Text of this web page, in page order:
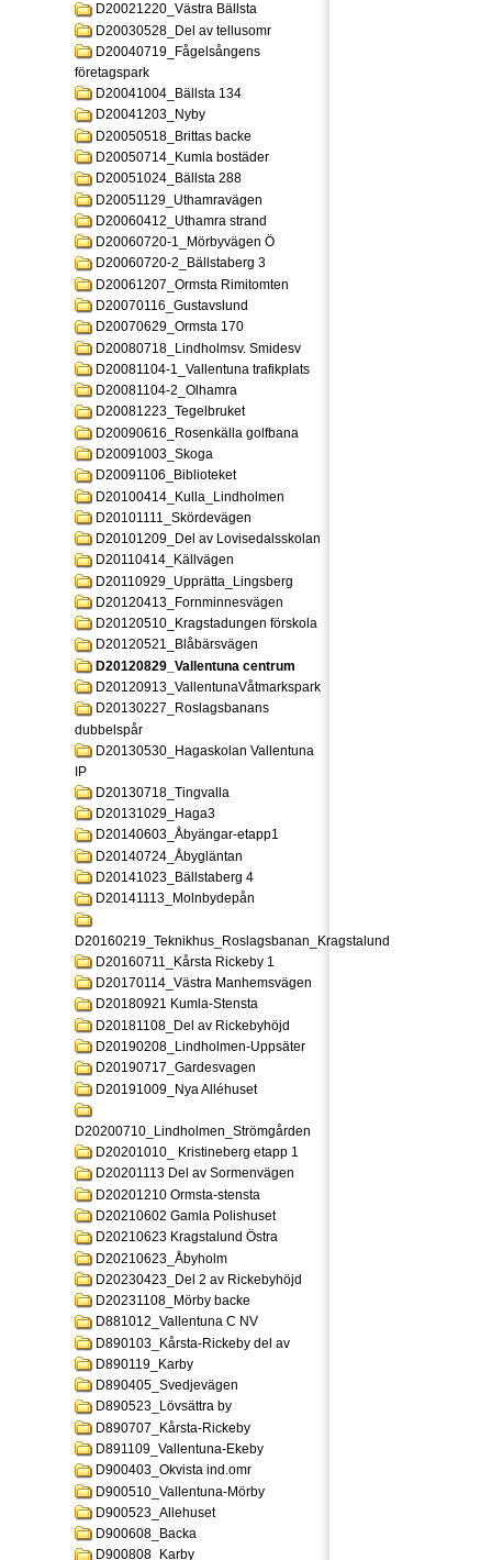
D20021220_Västra Bällsta
D20030528_Del av tellusomr
D20040719_Fågelsångens
företagspark
D20041004_Bällsta 134
D20041203_Nyby
D20050518_Brittas backe
D20050714_Kumla bostäder
D20051024_Bällsta 288
D20051129_Uthamravägen
D20060412_Uthamra strand
D20060720-1_Mörbyvägen Ö
D20060720-2_Bällstaberg 3
D20061207_Ormsta Rimitomten
D20070116_Gustavslund
D20070629_Ormsta 170
D20080718_Lindholmsv. Smidesv
D20081104-1_Vallentuna trafikplats
D20081104-2_Olhamra
D20081223_Tegelbruket
D20090616_Rosenkälla golfbana
D20091003_Skoga
D20091106_Biblioteket
D20100414_Kulla_Lindholmen
D20101111_Skördevägen
D20101209_Del av Lovisedalsskolan
D20110414_Källvägen
D20110929_Upprätta_Lingsberg
D20120413_Fornminnesvägen
D20120510_Kragstadungen förskola
D20120521_Blåbärsvägen
D20120829_Vallentuna centrum
D20120913_VallentunaVåtmarkspark
D20130227_Roslagsbanans
dubbelspår
D20130530_Hagaskolan Vallentuna
IP
D20130718_Tingvalla
D20131029_Haga3
D20140603_Åbyängar-etapp1
D20140724_Åbygläntan
D20141023_Bällstaberg 4
D20141113_Molnbydepån
D20160219_Teknikhus_Roslagsbanan_Kragstalund
D20160711_Kårsta Rickeby 1
D20170114_Västra Manhemsvägen
D20180921 Kumla-Stensta
D20181108_Del av Rickebyhöjd
D20190208_Lindholmen-Uppsäter
D20190717_Gardesvagen
D20191009_Nya Alléhuset
D20200710_Lindholmen_Strömgården
D20201010_ Kristineberg etapp 1
D20201113 Del av Sormenvägen
D20201210 Ormsta-stensta
D20210602 Gamla Polishuset
D20210623 Kragstalund Östra
D20210623_Åbyholm
D20230423_Del 2 av Rickebyhöjd
D20231108_Mörby backe
D881012_Vallentuna C NV
D890103_Kårsta-Rickeby del av
D890119_Karby
D890405_Svedjevägen
D890523_Lövsättra by
D890707_Kårsta-Rickeby
D891109_Vallentuna-Ekeby
D900403_Okvista ind.omr
D900510_Vallentuna-Mörby
D900523_Allehuset
D900608_Backa
D900808_Karby